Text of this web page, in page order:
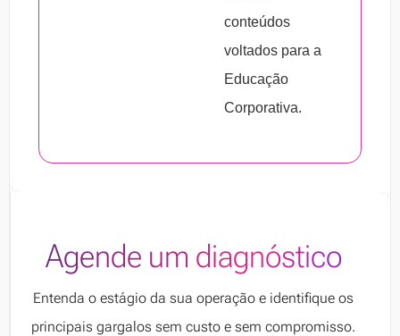
conteúdos
voltados para a
Educação
Corporativa.
Agende um diagnóstico
Entenda o estágio da sua operação e identifique os
principais gargalos sem custo e sem compromisso.